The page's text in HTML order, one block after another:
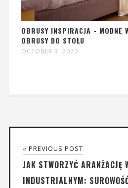
OBRUSY INSPIRACJA - MODNE
OBRUSY DO STOŁU
OCTOBER 3, 2020
« PREVIOUS POST
JAK STWORZYĆ ARANŻACJĘ
INDUSTRIALNYM: